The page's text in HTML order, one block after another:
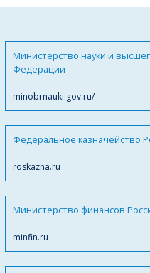
Министерство науки и
Федерации
minobrnauki.gov.ru/
Федеральное казначейство
roskazna.ru
Министерство финансов
minfin.ru